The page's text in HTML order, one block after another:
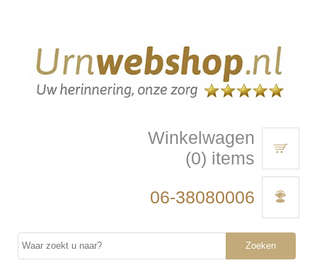
Winkelwagen
(0) items
06-38080006
Zoeken